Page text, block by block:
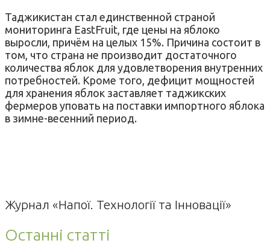
Таджикистан стал единственной страной
мониторинга EastFruit, где цены на яблоко
выросли, причём на целых 15%. Причина состоит в
том, что страна не производит достаточного
количества яблок для удовлетворения внутренних
потребностей. Кроме того, дефицит мощностей
для хранения яблок заставляет таджикских
фермеров уповать на поставки импортного яблока
в зимне-весенний период.
Журнал «Напої. Технології та Інновації»
Останні статті